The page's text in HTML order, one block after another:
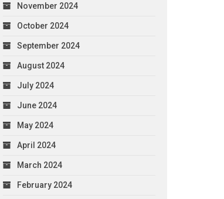
November 2024
October 2024
September 2024
August 2024
July 2024
June 2024
May 2024
April 2024
March 2024
February 2024